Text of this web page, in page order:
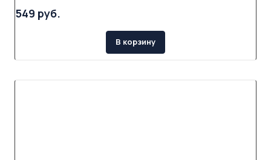
549 руб.
В корзину